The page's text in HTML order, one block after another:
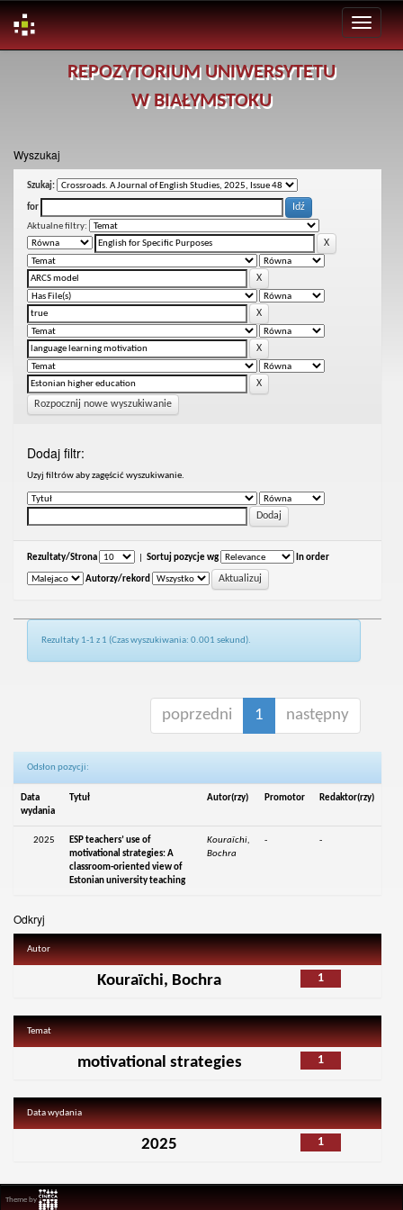
REPOZYTORIUM UNIWERSYTETU
W BIAŁYMSTOKU
Wyszukaj
Szukaj:
for
Aktualne filtry:
Rozpocznij nowe wyszukiwanie
Dodaj filtr:
Uzyj filtrów aby zagęścić wyszukiwanie.
Rezultaty/Strona Sortuj pozycje wg In order
Autorzy/rekord
Rezultaty 1-1 z 1 (Czas wyszukiwania: 0.001 sekund).
poprzedni 1 następny
Odsłon pozycji:
Data
wydania
Tytuł Autor(rzy) Promotor Redaktor(rzy)
2025
ESP teachers’ use of
motivational strategies: A
classroom-oriented view of
Estonian university teaching
Kouraïchi,
Bochra
- -
Odkryj
Autor
1
Kouraïchi, Bochra
Temat
1
motivational strategies
Data wydania
1
2025
Theme by